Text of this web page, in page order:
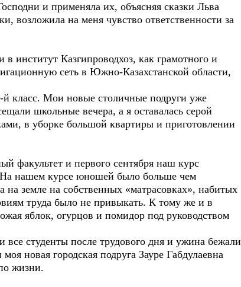
и применяла их, объясняя сказки Льва
возложила на меня чувство ответственности за
Казгипроводхоз, как грамотного и
сеть в Южно-Казахстанской области,
Мои новые столичные подруги уже
школьные вечера, а я оставалась серой
в уборке большой квартиры и приготовлении
факультет и первого сентября наш курс
На нашем курсе юношей было больше чем
земле на собственных «матрасовках», набитых
труда было не привыкать. К тому же и в
яблок, огурцов и помидор под руководством
студенты после трудового дня и ужина бежали
новая городская подруга Зауре Габдулаевна
жизни.